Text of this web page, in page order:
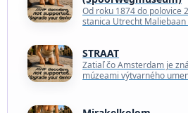
Od roku 1874 do polovice
stanica Utrecht
STRAAT
Zatiaľ čo Amsterdam je
múzeami výtvarného